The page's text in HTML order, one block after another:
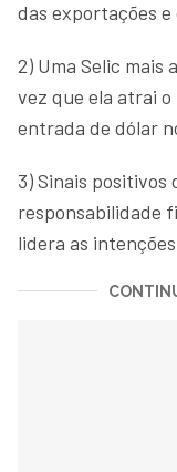
das exportações
2) Uma Selic mais
vez que ela atrai
entrada de dólar
3) Sinais positivos
responsabilidade
lidera as